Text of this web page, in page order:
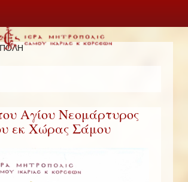
Αγίου Νεομάρτυρος
εκ Χώρας Σάμου